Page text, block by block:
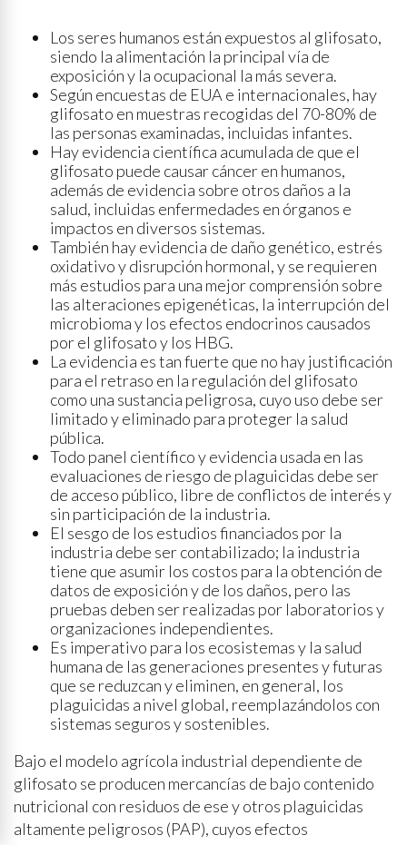
Los seres humanos están expuestos al glifosato,
siendo la alimentación la principal vía de
exposición y la ocupacional la más severa.
Según encuestas de EUA e internacionales, hay
glifosato en muestras recogidas del 70-80% de
las personas examinadas, incluidas infantes.
Hay evidencia científica acumulada de que el
glifosato puede causar cáncer en humanos,
además de evidencia sobre otros daños a la
salud, incluidas enfermedades en órganos e
impactos en diversos sistemas.
También hay evidencia de daño genético, estrés
oxidativo y disrupción hormonal, y se requieren
más estudios para una mejor comprensión sobre
las alteraciones epigenéticas, la interrupción del
microbioma y los efectos endocrinos causados
por el glifosato y los HBG.
La evidencia es tan fuerte que no hay justificación
para el retraso en la regulación del glifosato
como una sustancia peligrosa, cuyo uso debe ser
limitado y eliminado para proteger la salud
pública.
Todo panel científico y evidencia usada en las
evaluaciones de riesgo de plaguicidas debe ser
de acceso público, libre de conflictos de interés y
sin participación de la industria.
El sesgo de los estudios financiados por la
industria debe ser contabilizado; la industria
tiene que asumir los costos para la obtención de
datos de exposición y de los daños, pero las
pruebas deben ser realizadas por laboratorios y
organizaciones independientes.
Es imperativo para los ecosistemas y la salud
humana de las generaciones presentes y futuras
que se reduzcan y eliminen, en general, los
plaguicidas a nivel global, reemplazándolos con
sistemas seguros y sostenibles.
Bajo el modelo agrícola industrial dependiente de
glifosato se producen mercancías de bajo contenido
nutricional con residuos de ese y otros plaguicidas
altamente peligrosos (PAP), cuyos efectos